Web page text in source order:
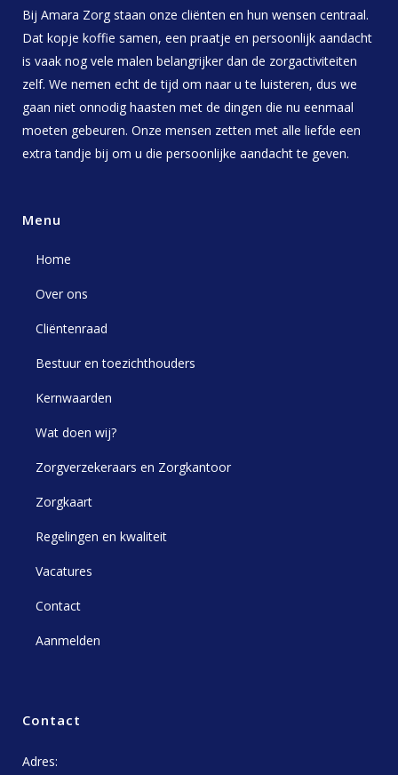
Bij Amara Zorg staan onze cliënten en hun wensen centraal.
Dat kopje koffie samen, een praatje en persoonlijk aandacht
is vaak nog vele malen belangrijker dan de zorgactiviteiten
zelf. We nemen echt de tijd om naar u te luisteren, dus we
gaan niet onnodig haasten met de dingen die nu eenmaal
moeten gebeuren. Onze mensen zetten met alle liefde een
extra tandje bij om u die persoonlijke aandacht te geven.
Menu
Home
Over ons
Cliëntenraad
Bestuur en toezichthouders
Kernwaarden
Wat doen wij?
Zorgverzekeraars en Zorgkantoor
Zorgkaart
Regelingen en kwaliteit
Vacatures
Contact
Aanmelden
Contact
Adres: